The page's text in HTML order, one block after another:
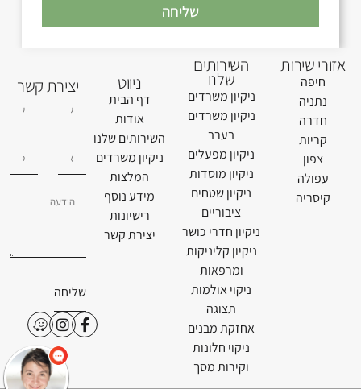
שליחה
אזורי שירות
חיפה
נתניה
חדרה
קריות
צפון
עפולה
קיסריה
השירותים
שלנו
ניקיון משרדים
ניקיון משרדים
בערב
ניקיון מפעלים
ניקיון מוסדות
ניקיון שטחים
ציבוריים
ניקיון חדרי כושר
ניקיון קליניקות
ומרפאות
ניקוי אולמות
תצוגה
אחזקת מבנים
ניקוי חלונות
וקירות מסך
ניווט
דף הבית
אודות
השירותים שלנו
ניקיון משרדים
המלצות
מידע נוסף
רישיונות
יצירת קשר
יצירת קשר
שליחה